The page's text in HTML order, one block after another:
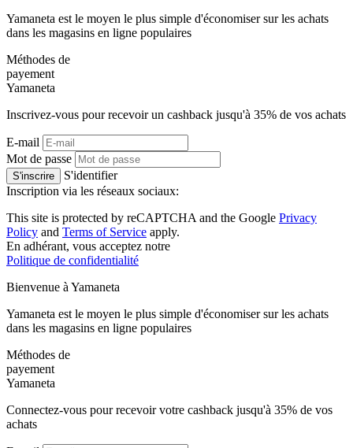
Yamaneta est le moyen le plus simple d'économiser sur les achats
dans les magasins en ligne populaires
Méthodes de
payement
Yamaneta
Inscrivez-vous pour recevoir un cashback jusqu'à 35% de vos achats
E-mail
Mot de passe
S'inscrire
S'identifier
Inscription via les réseaux sociaux:
This site is protected by reCAPTCHA and the Google Privacy
Policy and Terms of Service apply.
En adhérant, vous acceptez notre
Politique de confidentialité
Bienvenue à Yamaneta
Yamaneta est le moyen le plus simple d'économiser sur les achats
dans les magasins en ligne populaires
Méthodes de
payement
Yamaneta
Connectez-vous pour recevoir votre cashback jusqu'à 35% de vos
achats